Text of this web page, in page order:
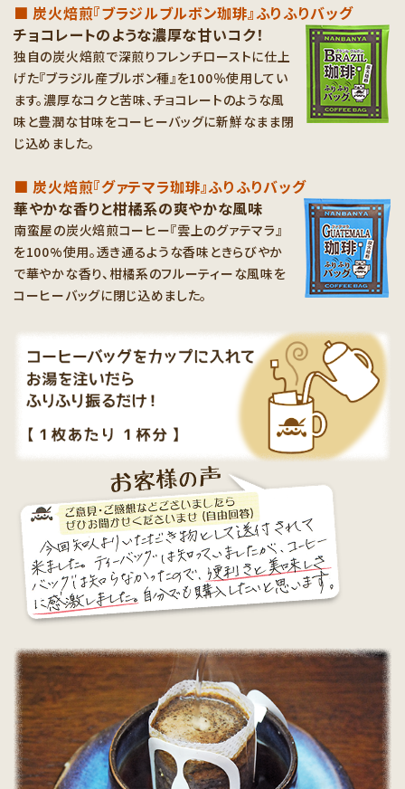
■ 炭火焙煎『ブラジルブルボン珈琲』ふりふりバッグ
チョコレートのような濃厚な甘いコク！
独自の炭火焙煎で深煎りフレンチローストに仕上
げた『ブラジル産ブルボン種』を100％使用してい
ます。濃厚なコクと苦味、チョコレートのような風
味と豊潤な甘味をコーヒーバッグに新鮮なまま閉
じ込めました。
■ 炭火焙煎『グァテマラ珈琲』ふりふりバッグ
華やかな香りと柑橘系の爽やかな風味
南蛮屋の炭火焙煎コーヒー『雲上のグァテマラ』
を100%使用。透き通るような香味ときらびやか
で華やかな香り、柑橘系のフルーティーな風味を
コーヒーバッグに閉じ込めました。